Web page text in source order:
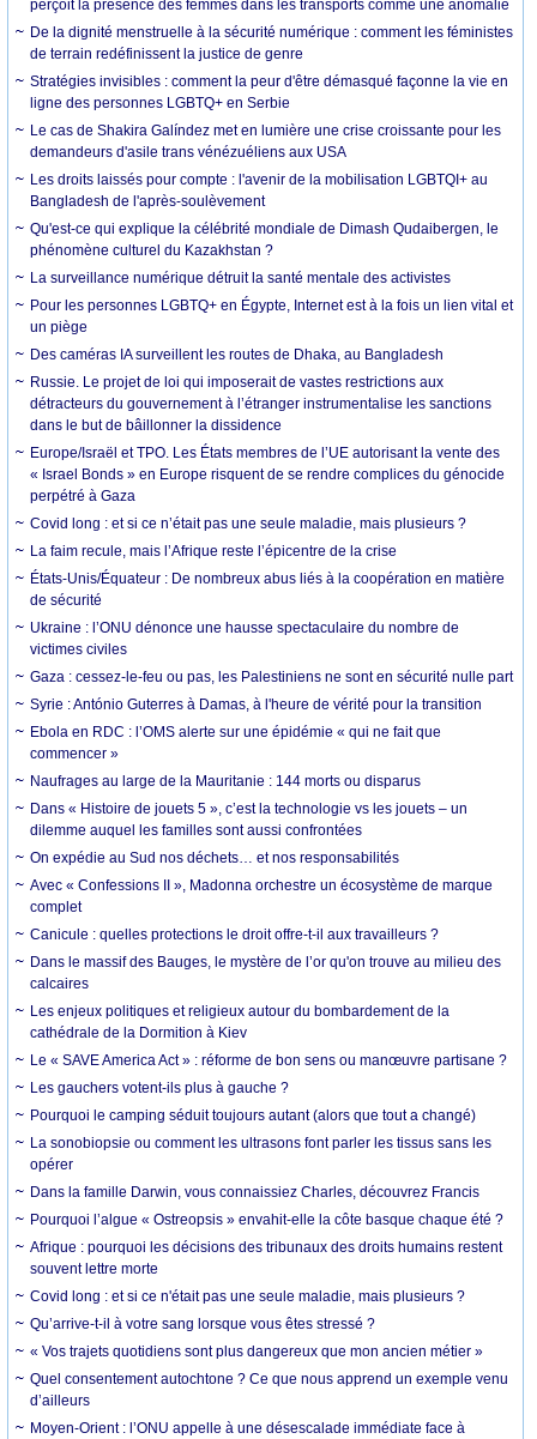
perçoit la présence des femmes dans les transports comme une anomalie
De la dignité menstruelle à la sécurité numérique : comment les féministes
de terrain redéfinissent la justice de genre
Stratégies invisibles : comment la peur d'être démasqué façonne la vie en
ligne des personnes LGBTQ+ en Serbie
Le cas de Shakira Galíndez met en lumière une crise croissante pour les
demandeurs d'asile trans vénézuéliens aux USA
Les droits laissés pour compte : l'avenir de la mobilisation LGBTQI+ au
Bangladesh de l'après-soulèvement
Qu'est-ce qui explique la célébrité mondiale de Dimash Qudaibergen, le
phénomène culturel du Kazakhstan ?
La surveillance numérique détruit la santé mentale des activistes
Pour les personnes LGBTQ+ en Égypte, Internet est à la fois un lien vital et
un piège
Des caméras IA surveillent les routes de Dhaka, au Bangladesh
Russie. Le projet de loi qui imposerait de vastes restrictions aux
détracteurs du gouvernement à l’étranger instrumentalise les sanctions
dans le but de bâillonner la dissidence
Europe/Israël et TPO. Les États membres de l’UE autorisant la vente des
« Israel Bonds » en Europe risquent de se rendre complices du génocide
perpétré à Gaza
Covid long : et si ce n’était pas une seule maladie, mais plusieurs ?
La faim recule, mais l’Afrique reste l’épicentre de la crise
États-Unis/Équateur : De nombreux abus liés à la coopération en matière
de sécurité
Ukraine : l’ONU dénonce une hausse spectaculaire du nombre de
victimes civiles
Gaza : cessez-le-feu ou pas, les Palestiniens ne sont en sécurité nulle part
Syrie : António Guterres à Damas, à l'heure de vérité pour la transition
Ebola en RDC : l’OMS alerte sur une épidémie « qui ne fait que
commencer »
Naufrages au large de la Mauritanie : 144 morts ou disparus
Dans « Histoire de jouets 5 », c’est la technologie vs les jouets – un
dilemme auquel les familles sont aussi confrontées
On expédie au Sud nos déchets… et nos responsabilités
Avec « Confessions II », Madonna orchestre un écosystème de marque
complet
Canicule : quelles protections le droit offre-t-il aux travailleurs ?
Dans le massif des Bauges, le mystère de l’or qu'on trouve au milieu des
calcaires
Les enjeux politiques et religieux autour du bombardement de la
cathédrale de la Dormition à Kiev
Le « SAVE America Act » : réforme de bon sens ou manœuvre partisane ?
Les gauchers votent-ils plus à gauche ?
Pourquoi le camping séduit toujours autant (alors que tout a changé)
La sonobiopsie ou comment les ultrasons font parler les tissus sans les
opérer
Dans la famille Darwin, vous connaissiez Charles, découvrez Francis
Pourquoi l’algue « Ostreopsis » envahit-elle la côte basque chaque été ?
Afrique : pourquoi les décisions des tribunaux des droits humains restent
souvent lettre morte
Covid long : et si ce n'était pas une seule maladie, mais plusieurs ?
Qu’arrive-t-il à votre sang lorsque vous êtes stressé ?
« Vos trajets quotidiens sont plus dangereux que mon ancien métier »
Quel consentement autochtone ? Ce que nous apprend un exemple venu
d’ailleurs
Moyen-Orient : l’ONU appelle à une désescalade immédiate face à